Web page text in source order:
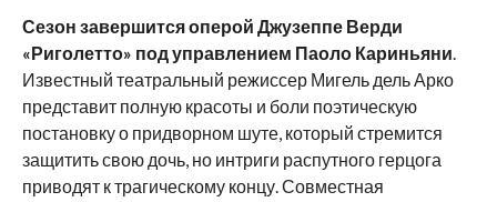
Сезон завершится оперой Джузеппе Верди
«Риголетто» под управлением Паоло Кариньяни.
Известный театральный режиссер Мигель дель Арко
представит полную красоты и боли поэтическую
постановку о придворном шуте, который стремится
защитить свою дочь, но интриги распутного герцога
приводят к трагическому концу. Совместная